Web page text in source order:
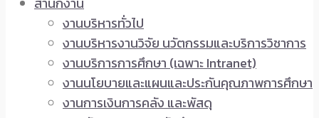
งานบริหารทั่วไป
งานบริหารงานวิจัย นวัตกรรมและบริการวิชาการ
งานบริการการศึกษา (เฉพาะ Intranet)
งานนโยบายและแผนและประกันคุณภาพการศึกษา
งานการเงินการคลัง และพัสดุ